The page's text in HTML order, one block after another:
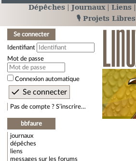
Dépêches Journaux Liens
🎙️ Projets Libres
Se connecter
Identifiant
Mot de passe
Connexion automatique
Pas de compte ? S’inscrire…
bbfaure
journaux
dépêches
liens
messages sur les forums